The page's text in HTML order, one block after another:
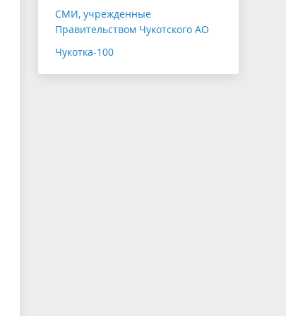
СМИ, учрежденные
Правительством Чукотского АО
Чукотка-100